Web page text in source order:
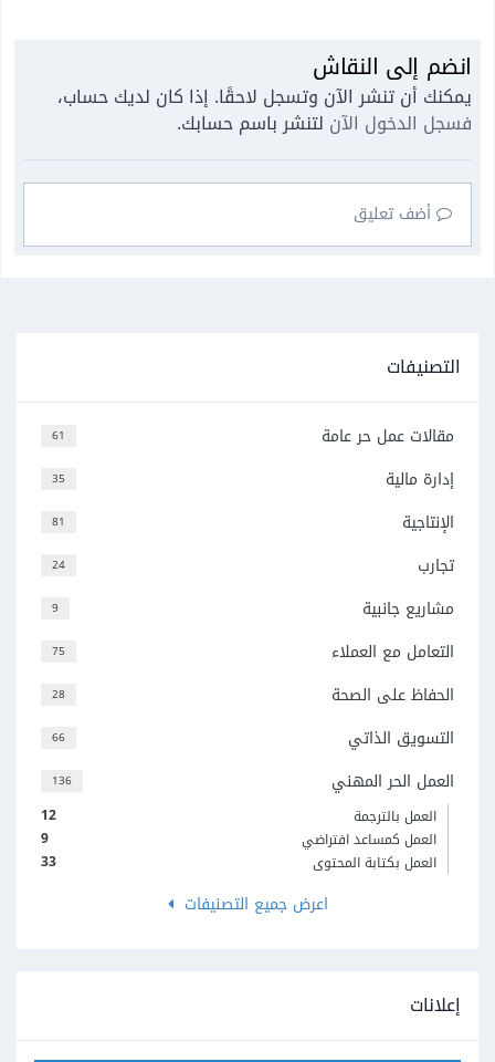
انضم إلى النقاش
يمكنك أن تنشر الآن وتسجل لاحقًا. إذا كان لديك حساب،
فسجل الدخول الآن لتنشر باسم حسابك.
أضف تعليق
التصنيفات
61 مقالات عمل حر عامة
35 إدارة مالية
81 الإنتاجية
24 تجارب
9 مشاريع جانبية
75 التعامل مع العملاء
28 الحفاظ على الصحة
66 التسويق الذاتي
136 العمل الحر المهني
12
العمل بالترجمة
9
العمل كمساعد افتراضي
33
العمل بكتابة المحتوى
اعرض جميع التصنيفات
إعلانات